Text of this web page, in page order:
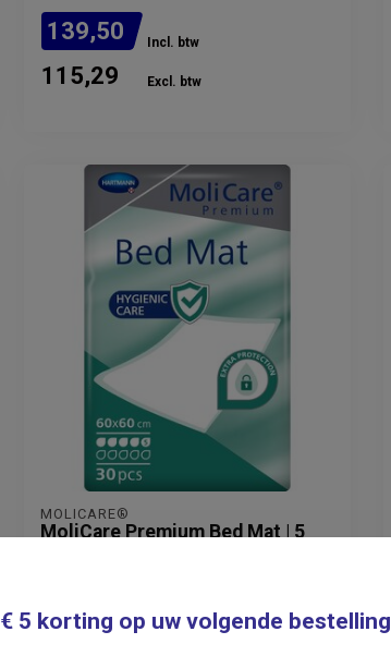
139,50 Incl. btw
115,29 Excl. btw
​MOLICARE®
​MoliCare Premium Bed Mat | 5
11,95
€ 5 korting op uw volgende bestelling